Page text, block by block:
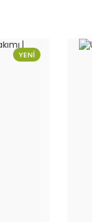
YENİ